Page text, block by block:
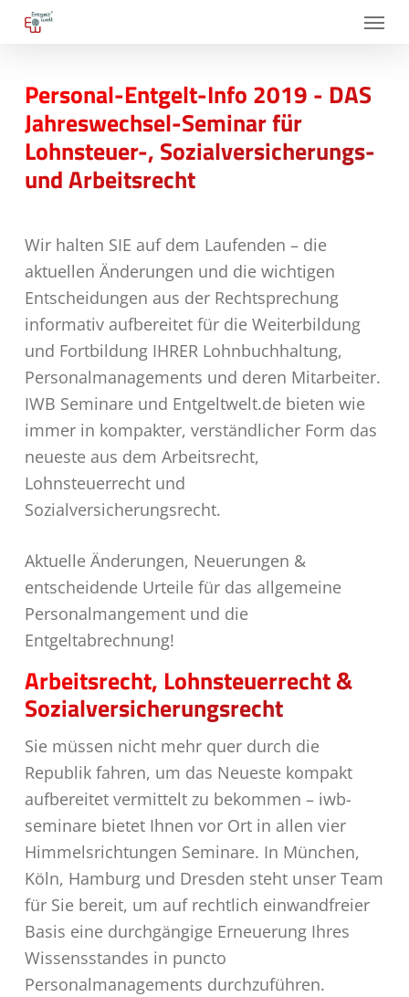
Skip
content
Menu
Personal-Entgelt-Info 2019 - DAS
Jahreswechsel-Seminar für
Lohnsteuer-, Sozialversicherungs-
und Arbeitsrecht
Wir halten SIE auf dem Laufenden – die
aktuellen Änderungen und die wichtigen
Entscheidungen aus der Rechtsprechung
informativ aufbereitet für die Weiterbildung
und Fortbildung IHRER Lohnbuchhaltung,
Personalmanagements und deren Mitarbeiter.
IWB Seminare und Entgeltwelt.de bieten wie
immer in kompakter, verständlicher Form das
neueste aus dem Arbeitsrecht,
Lohnsteuerrecht und
Sozialversicherungsrecht.
Aktuelle Änderungen, Neuerungen &
entscheidende Urteile für das allgemeine
Personalmangement und die
Entgeltabrechnung!
Arbeitsrecht, Lohnsteuerrecht &
Sozialversicherungsrecht
Sie müssen nicht mehr quer durch die
Republik fahren, um das Neueste kompakt
aufbereitet vermittelt zu bekommen – iwb-
seminare bietet Ihnen vor Ort in allen vier
Himmelsrichtungen Seminare. In München,
Köln, Hamburg und Dresden steht unser Team
für Sie bereit, um auf rechtlich einwandfreier
Basis eine durchgängige Erneuerung Ihres
Wissensstandes in puncto
Personalmanagements durchzuführen.